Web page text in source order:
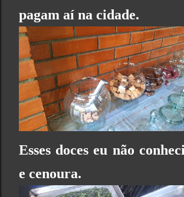
pagam aí na cidade.
Esses doces eu não
e cenoura.